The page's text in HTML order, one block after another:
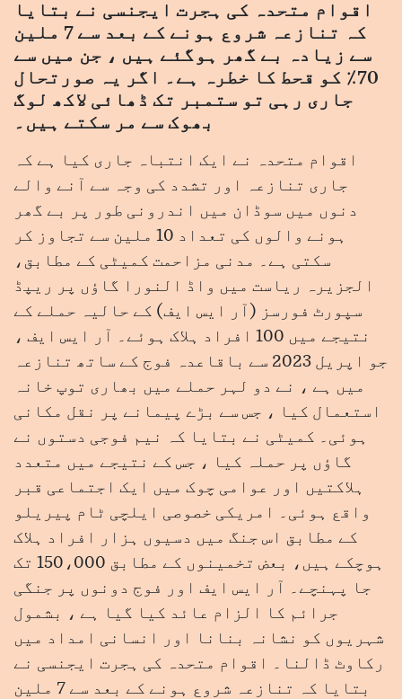
اقوام متحدہ کی ہجرت ایجنسی نے بتایا
کہ تنازعہ شروع ہونے کے بعد سے 7 ملین
سے زیادہ بے گھر ہوگئے ہیں ، جن میں سے
70٪ کو قحط کا خطرہ ہے۔ اگر یہ صورتحال
جاری رہی تو ستمبر تک ڈھائی لاکھ لوگ
بھوک سے مر سکتے ہیں۔
اقوام متحدہ نے ایک انتباہ جاری کیا ہے کہ
جاری تنازعہ اور تشدد کی وجہ سے آنے والے
دنوں میں سوڈان میں اندرونی طور پر بے گھر
ہونے والوں کی تعداد 10 ملین سے تجاوز کر
سکتی ہے۔ مدنی مزاحمت کمیٹی کے مطابق،
الجزیرہ ریاست میں واڈ النورا گاؤں پر ریپڈ
سپورٹ فورسز (آر ایس ایف) کے حالیہ حملے کے
نتیجے میں 100 افراد ہلاک ہوئے۔ آر ایس ایف ،
جو اپریل 2023 سے باقاعدہ فوج کے ساتھ تنازعہ
میں ہے ، نے دو لہر حملے میں بھاری توپ خانہ
استعمال کیا ، جس سے بڑے پیمانے پر نقل مکانی
ہوئی۔ کمیٹی نے بتایا کہ نیم فوجی دستوں نے
گاؤں پر حملہ کیا ، جس کے نتیجے میں متعدد
ہلاکتیں اور عوامی چوک میں ایک اجتماعی قبر
واقع ہوئی۔ امریکی خصوصی ایلچی ٹام پیریلو
کے مطابق اس جنگ میں دسیوں ہزار افراد ہلاک
ہوچکے ہیں، بعض تخمینوں کے مطابق 150،000 تک
جا پہنچے۔ آر ایس ایف اور فوج دونوں پر جنگی
جرائم کا الزام عائد کیا گیا ہے ، بشمول
شہریوں کو نشانہ بنانا اور انسانی امداد میں
رکاوٹ ڈالنا۔ اقوام متحدہ کی ہجرت ایجنسی نے
بتایا کہ تنازعہ شروع ہونے کے بعد سے 7 ملین